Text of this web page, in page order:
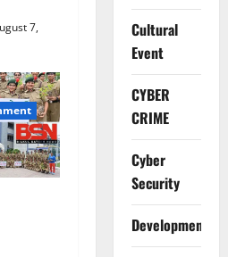
7,
Cultural
Event
CYBER
CRIME
Cyber
Security
Development